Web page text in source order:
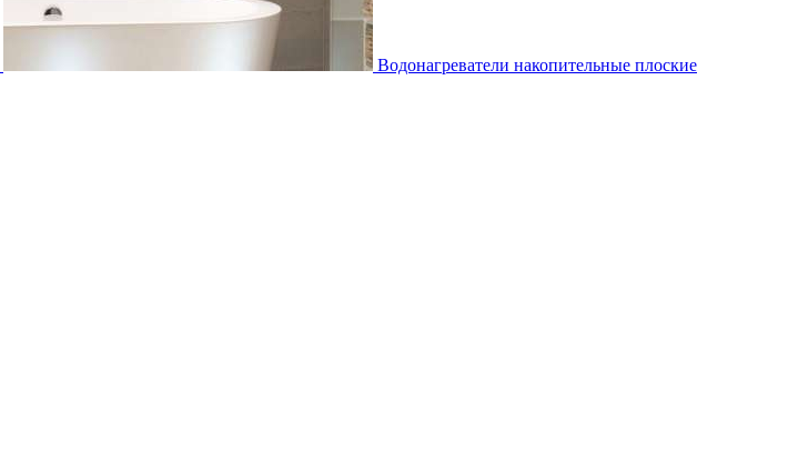
Водонагреватели накопительные плоские